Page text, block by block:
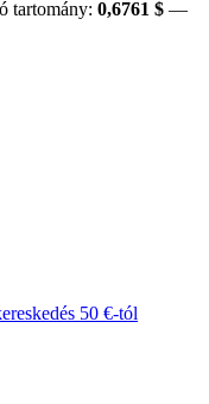
tartomány: 0,6761 $ —
50 €-tól